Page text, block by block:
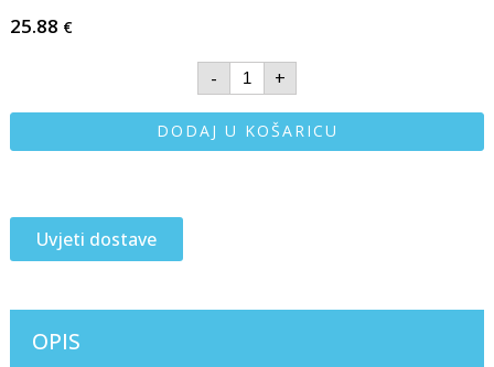
25.88 €
- +
DODAJ U KOŠARICU
Uvjeti dostave
OPIS